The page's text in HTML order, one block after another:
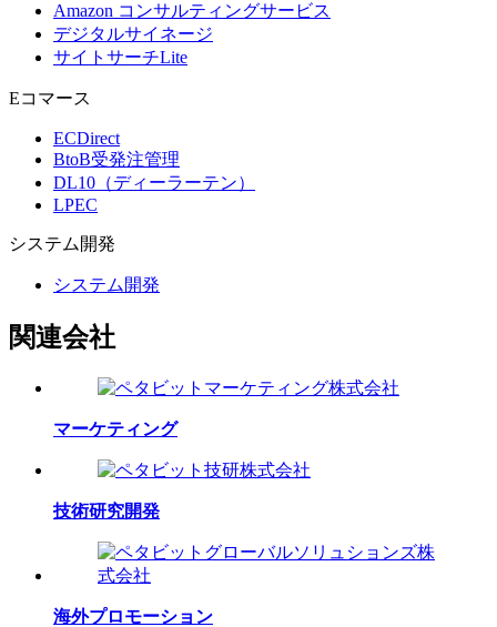
Amazon コンサルティングサービス
デジタルサイネージ
サイトサーチLite
Eコマース
ECDirect
BtoB受発注管理
DL10（ディーラーテン）
LPEC
システム 開発
システム開発
関連会社
マーケティング
技術研究開発
海外プロモーション